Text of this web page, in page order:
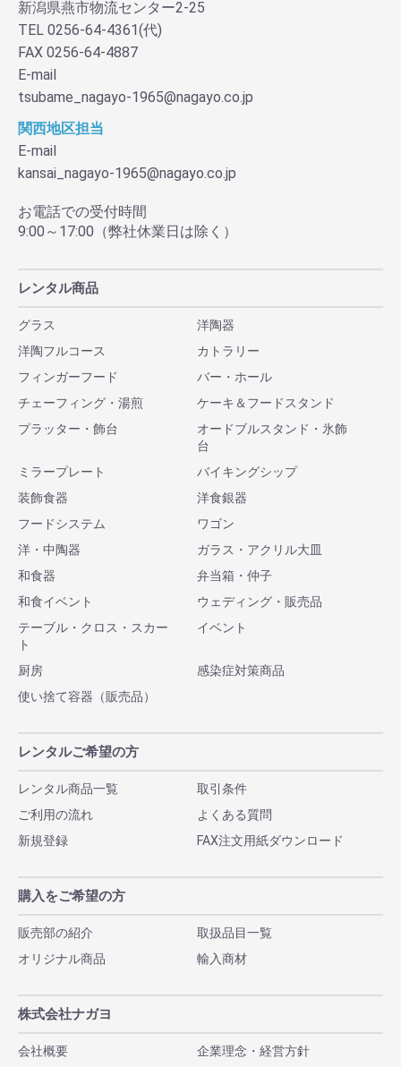
新潟県燕市物流センター2-25
TEL 0256-64-4361(代)
FAX 0256-64-4887
E-mail
tsubame_nagayo-1965@nagayo.co.jp
関西地区担当
E-mail
kansai_nagayo-1965@nagayo.co.jp
お電話での受付時間
9:00～17:00（弊社休業日は除く）
レンタル商品
グラス
洋陶器
洋陶フルコース
カトラリー
フィンガーフード
バー・ホール
チェーフィング・湯煎
ケーキ＆フードスタンド
プラッター・飾台
オードブルスタンド・氷飾
台
ミラープレート
バイキングシップ
装飾食器
洋食銀器
フードシステム
ワゴン
洋・中陶器
ガラス・アクリル大皿
和食器
弁当箱・仲子
和食イベント
ウェディング・販売品
テーブル・クロス・スカー
ト
イベント
厨房
感染症対策商品
使い捨て容器（販売品）
レンタルご希望の方
レンタル商品一覧
取引条件
ご利用の流れ
よくある質問
新規登録
FAX注文用紙ダウンロード
購入をご希望の方
販売部の紹介
取扱品目一覧
オリジナル商品
輸入商材
株式会社ナガヨ
会社概要 企業理念・経営方針